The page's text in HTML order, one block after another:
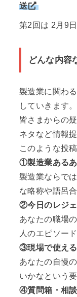
送
第2回は 2月9
どんな内容
製造業に関わ
していきます。
皆さまからの
ネタなど情報
このような投
①製造業ある
製造業ならで
な略称や語呂
②今日のレジ
あなたの職場
人のエピソード
③現場で使え
あなたの自慢
いかなという
④質問箱・相